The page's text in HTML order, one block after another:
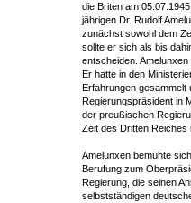
die Briten am
jährigen Dr. Rudolf
zunächst sowohl dem
sollte er sich als bis
entscheiden.
Er hatte in den
Erfahrungen
Regierungspräsident in
der preußischen
Zeit des Dritten Reiches
Amelunxen bemühte
Berufung zum
Regierung, die seinen
selbstständigen